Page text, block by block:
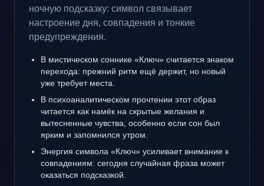
ночную подсказку: символ связывает
настроение дня, совпадения и тонкие
предупреждения.
В мистическом соннике «Ключ» считается знаком
перехода: прежний ритм ещё держит, но новый
уже требует места.
В психоаналитическом прочтении этот образ
читается как намёк на скрытые желания и
вытесненные чувства, особенно если сон был
ярким и запомнился утром.
Энергия символа «Ключ» усиливает внимание к
совпадениям: сегодня случайная фраза может
оказаться подсказкой.